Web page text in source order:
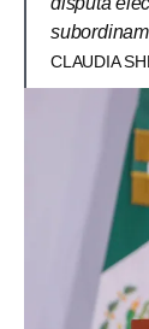
CLAUDIA